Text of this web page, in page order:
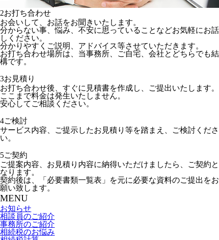
2お打ち合わせ
お会いして、お話をお聞きいたします。
分からない事、悩み、不安に思っていることなどお気軽にお話
しください。
分かりやすくご説明、アドバイス等させていただきます。
お打ち合わせ場所は、当事務所、ご自宅、会社とどちらでも結
構です。
3お見積り
お打ち合わせ後、すぐに見積書を作成し、ご提出いたします。
ここまで料金は発生いたしません。
安心してご相談ください。
4ご検討
サービス内容、ご提示したお見積り等を踏まえ、ご検討くださ
い。
5ご契約
ご提案内容、お見積り内容に納得いただけましたら、ご契約と
なります。
契約後は、「必要書類一覧表」を元に必要な資料のご提出をお
願い致します。
MENU
お知らせ
相談員のご紹介
事務所のご紹介
相続税のお悩み